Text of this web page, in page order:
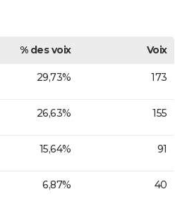
% des voix
Voix
29,73% 173
26,63% 155
15,64% 91
6,87% 40